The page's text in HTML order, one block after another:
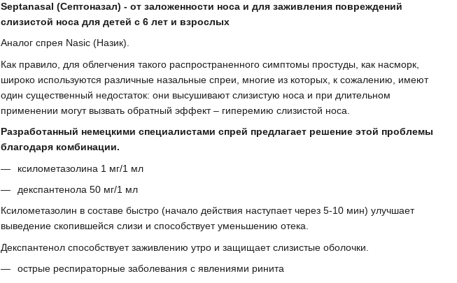
Septanasal (Септоназал) - от заложенности носа и для заживления повреждений
слизистой носа для детей с 6 лет и взрослых
Аналог спрея Nasic (Назик).
Как правило, для облегчения такого распространенного симптомы простуды, как насморк,
широко используются различные назальные спреи, многие из которых, к сожалению, имеют
один существенный недостаток: они высушивают слизистую носа и при длительном
применении могут вызвать обратный эффект – гиперемию слизистой носа.
Разработанный немецкими специалистами спрей предлагает решение этой проблемы
благодаря комбинации.
ксилометазолина 1 мг/1 мл
декспантенола 50 мг/1 мл
Ксилометазолин в составе быстро (начало действия наступает через 5-10 мин) улучшает
выведение скопившейся слизи и способствует уменьшению отека.
Декспантенол способствует заживлению утро и защищает слизистые оболочки.
острые респираторные заболевания с явлениями ринита